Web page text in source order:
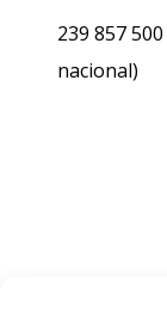
239 857 500
nacional)